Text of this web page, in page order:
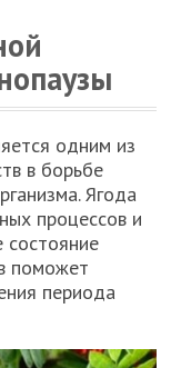
одним из
в борьбе
Ягода
процессов и
состояние
поможет
периода